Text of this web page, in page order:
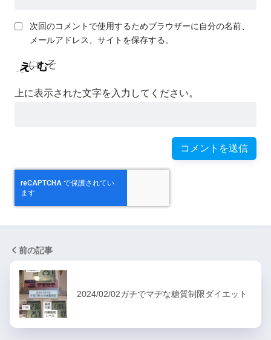
次回のコメントで使用するためブラウザーに自分の名前、
メールアドレス、サイトを保存する。
上に表示された文字を入力してください。
前の記事
2024/02/02ガチでマヂな糖質制限ダイエット